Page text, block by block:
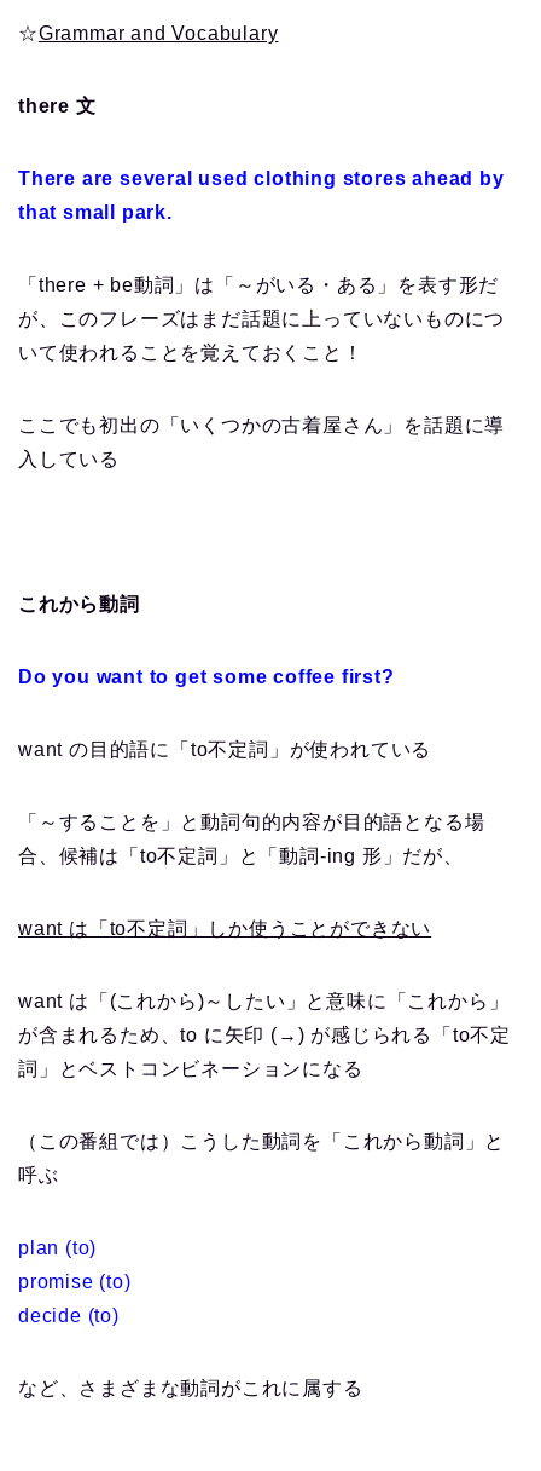
☆Grammar and Vocabulary
there 文
There are several used clothing stores ahead by
that small park.
「there + be動詞」は「～がいる・ある」を表す形だ
が、このフレーズはまだ話題に上っていないものにつ
いて使われることを覚えておくこと！
ここでも初出の「いくつかの古着屋さん」を話題に導
入している
これから動詞
Do you want to get some coffee first?
want の目的語に「to不定詞」が使われている
「～することを」と動詞句的内容が目的語となる場
合、候補は「to不定詞」と「動詞-ing 形」だが、
want は「to不定詞」しか使うことができない
want は「(これから)～したい」と意味に「これから」
が含まれるため、to に矢印 (→) が感じられる「to不定
詞」とベストコンビネーションになる
（この番組では）こうした動詞を「これから動詞」と
呼ぶ
plan (to)
promise (to)
decide (to)
など、さまざまな動詞がこれに属する